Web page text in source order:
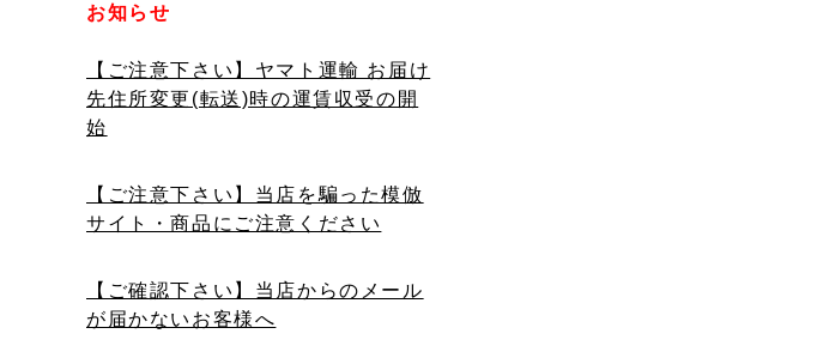
お知らせ
【ご注意下さい】ヤマト運輸 お届け
先住所変更(転送)時の運賃収受の開
始
【ご注意下さい】当店を騙った模倣
サイト・商品にご注意ください
【ご確認下さい】当店からのメール
が届かないお客様へ